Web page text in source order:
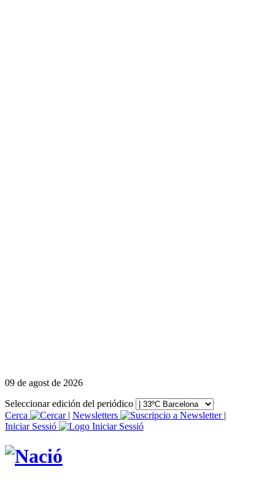
09 de agost de 2026
Seleccionar edición del periódico
Cerca
| Newsletters
|
Iniciar Sessió